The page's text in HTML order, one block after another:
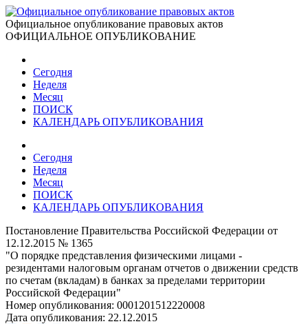
Официальное опубликование правовых актов
ОФИЦИАЛЬНОЕ ОПУБЛИКОВАНИЕ
Сегодня
Неделя
Месяц
ПОИСК
КАЛЕНДАРЬ ОПУБЛИКОВАНИЯ
Сегодня
Неделя
Месяц
ПОИСК
КАЛЕНДАРЬ ОПУБЛИКОВАНИЯ
Постановление Правительства Российской Федерации от
12.12.2015 № 1365
"О порядке представления физическими лицами -
резидентами налоговым органам отчетов о движении средств
по счетам (вкладам) в банках за пределами территории
Российской Федерации"
Номер опубликования: 0001201512220008
Дата опубликования: 22.12.2015